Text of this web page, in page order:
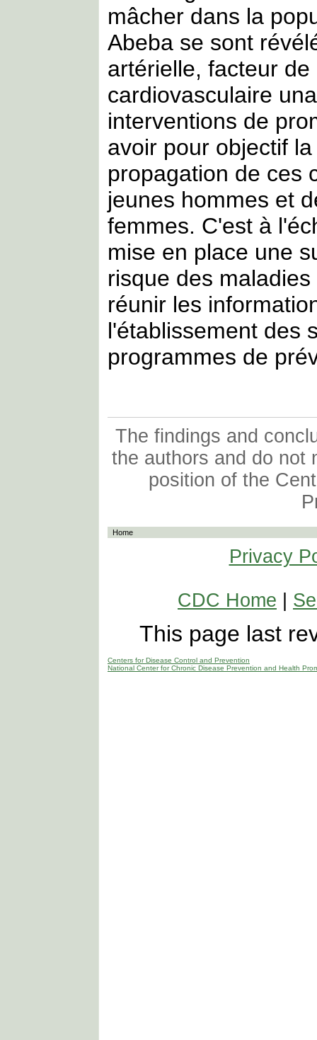
mâcher dans la
Abeba se sont
artérielle, facteur
cardiovasculaire
interventions de
avoir pour objectif
propagation de ces
jeunes hommes et
femmes. C'est à
mise en place une
risque des
réunir les
l'établissement des
programmes de
The findings and
the authors and do not
position of the
Home
Privacy
CDC Home
This page last
Centers for Disease Control and Prevention
National Center for Chronic Disease Prevention and Health